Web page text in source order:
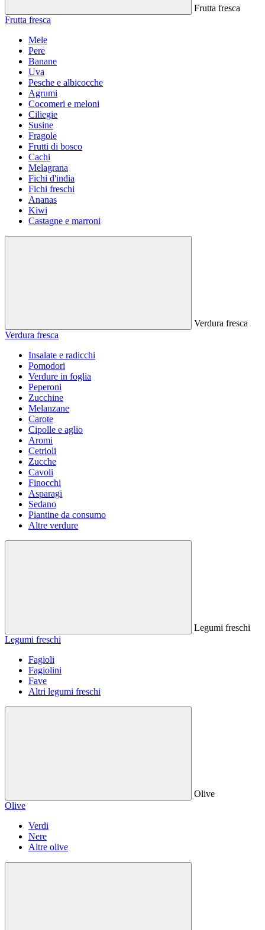
Frutta fresca
Frutta fresca
Mele
Pere
Banane
Uva
Pesche e albicocche
Agrumi
Cocomeri e meloni
Ciliegie
Susine
Fragole
Frutti di bosco
Cachi
Melagrana
Fichi d'india
Fichi freschi
Ananas
Kiwi
Castagne e marroni
Verdura fresca
Verdura fresca
Insalate e radicchi
Pomodori
Verdure in foglia
Peperoni
Zucchine
Melanzane
Carote
Cipolle e aglio
Aromi
Cetrioli
Zucche
Cavoli
Finocchi
Asparagi
Sedano
Piantine da consumo
Altre verdure
Legumi freschi
Legumi freschi
Fagioli
Fagiolini
Fave
Altri legumi freschi
Olive
Olive
Verdi
Nere
Altre olive